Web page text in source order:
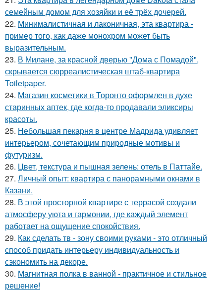
семейным домом для хозяйки и её трёх дочерей.
22. Минималистичная и лаконичная, эта квартира -
пример того, как даже монохром может быть
выразительным.
23. В Милане, за красной дверью "Дома с Помадой",
скрывается сюрреалистическая штаб-квартира
Toiletpaper.
24. Магазин косметики в Торонто оформлен в духе
старинных аптек, где когда-то продавали эликсиры
красоты.
25. Небольшая пекарня в центре Мадрида удивляет
интерьером, сочетающим природные мотивы и
футуризм.
26. Цвет, текстура и пышная зелень: отель в Паттайе.
27. Личный опыт: квартира с панорамными окнами в
Казани.
28. В этой просторной квартире с террасой создали
атмосферу уюта и гармонии, где каждый элемент
работает на ощущение спокойствия.
29. Как сделать тв - зону своими руками - это отличный
способ придать интерьеру индивидуальность и
сэкономить на декоре.
30. Магнитная полка в ванной - практичное и стильное
решение!